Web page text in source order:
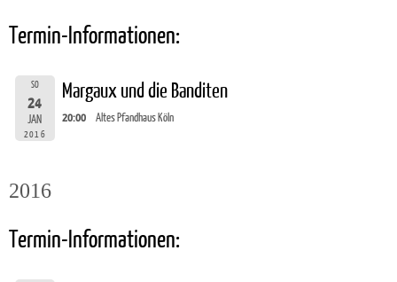
Termin-Informationen:
SO
24
JAN
2016
Margaux und die Banditen
20:00 Altes Pfandhaus Köln
2016
Termin-Informationen: